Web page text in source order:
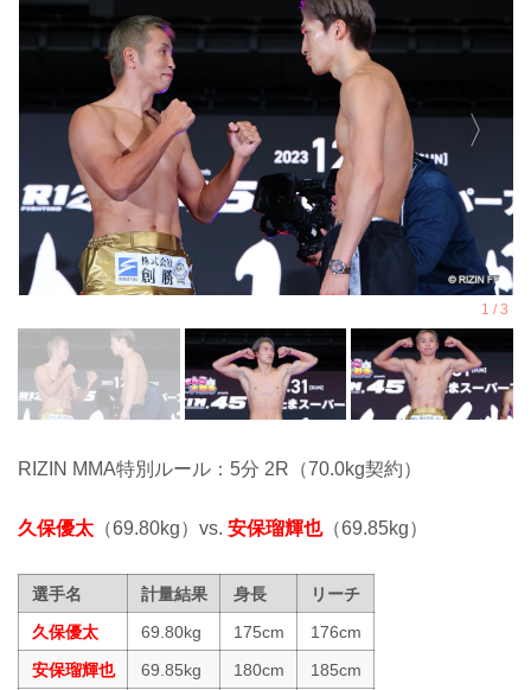
RIZIN MMA特別ルール：5分 2R（70.0kg契約）
久保優太 （69.80kg）vs. 安保瑠輝也（69.85kg）
選手名 計量結果 身長
リーチ
久保優太
69.80kg 175cm
176cm
安保瑠輝也
69.85kg 180cm
185cm